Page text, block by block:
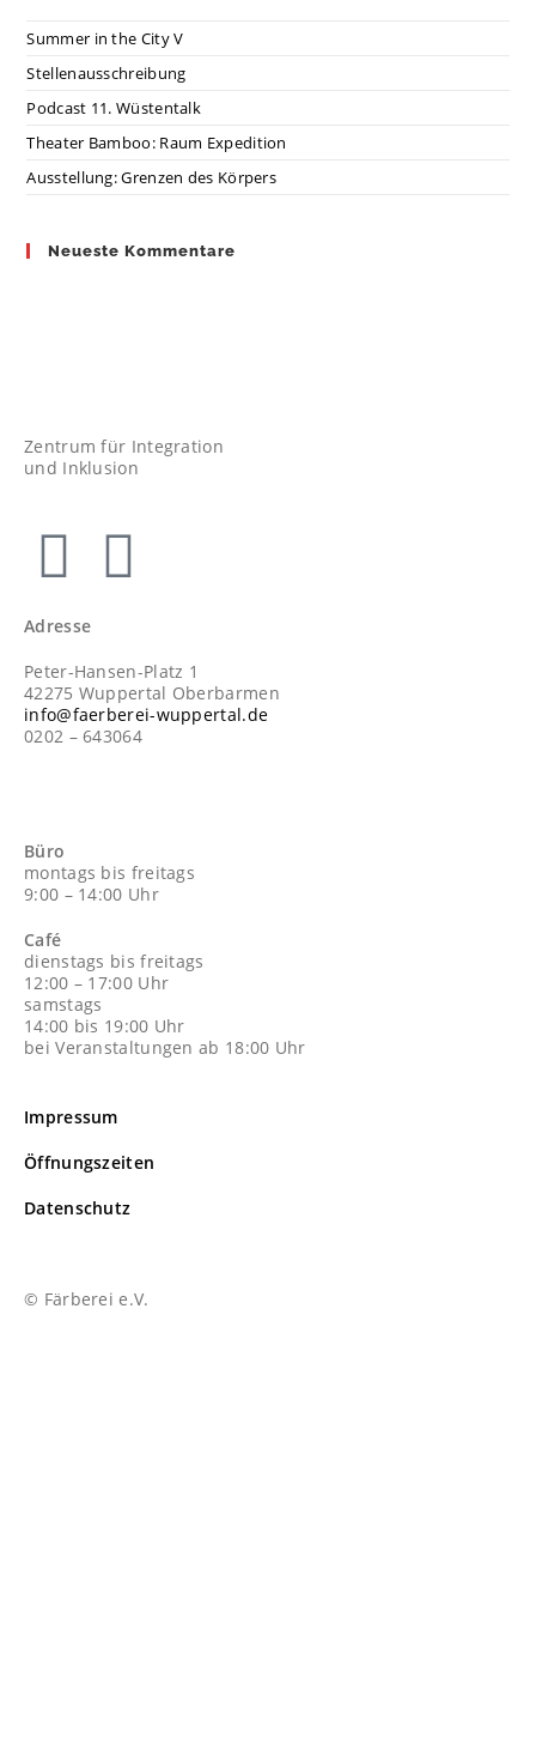
Summer in the City V
Stellenausschreibung
Podcast 11. Wüstentalk
Theater Bamboo: Raum Expedition
Ausstellung: Grenzen des Körpers
Neueste Kommentare
Zentrum für Integration
und Inklusion
Adresse
Peter-Hansen-Platz 1
42275 Wuppertal Oberbarmen
info@faerberei-wuppertal.de
0202 – 643064
Büro
montags bis freitags
9:00 – 14:00 Uhr
Café
dienstags bis freitags
12:00 – 17:00 Uhr
samstags
14:00 bis 19:00 Uhr
bei Veranstaltungen ab 18:00 Uhr
Impressum
Öffnungszeiten
Datenschutz
© Färberei e.V.